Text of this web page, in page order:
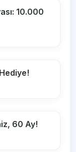
10.000
60 Ay!